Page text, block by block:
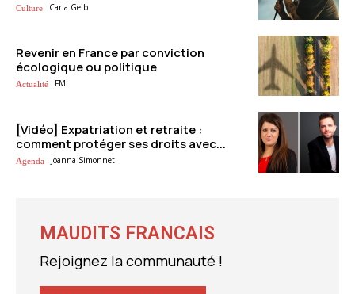
Culture Carla Geib
Revenir en France par conviction
écologique ou politique
Actualité FM
[Vidéo] Expatriation et retraite :
comment protéger ses droits avec...
Agenda Joanna Simonnet
MAUDITS FRANCAIS
Rejoignez la communauté !